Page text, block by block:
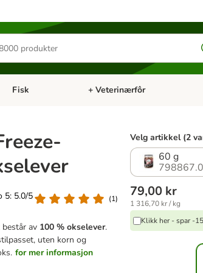
Små kjæledyr
Åpne kategorimeny: Fugl
Fisk Åpne kategorimeny: Fisk
+ Veterinærfôr
5: 5.0/5
(1)
av 100 % okselever.
uten korn og
for mer informasjon
Velg artikkel (2
60 g
798867.0
79,00 kr
1 316,70 kr / kg
Klikk her - spar -